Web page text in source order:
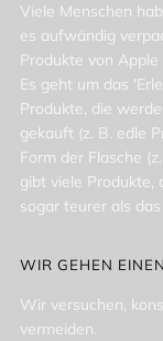
Viele Menschen
es aufwändig
Produkte von
Es geht um das
Produkte, die
gekauft (z. B. edle
Form der Flasche
gibt viele Produkte,
sogar teurer als
WIR GEHEN
Wir versuchen,
vermeiden.